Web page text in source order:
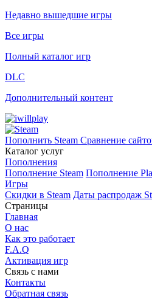
Недавно вышедшие игры
Все игры
Полный каталог игр
DLC
Дополнительный контент
Пополнить Steam Сравнение
Каталог услуг
Пополнения
Пополнение Steam Пополнение
Игры
Скидки в Steam Даты распродаж
Страницы
Главная
О нас
Как это работает
F.A.Q
Активация игр
Связь с нами
Контакты
Обратная связь